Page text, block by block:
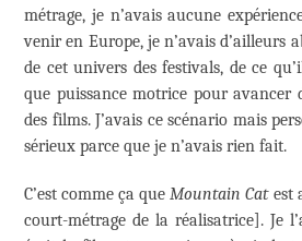
métrage, je n’avais aucune
venir en Europe, je n’avais d’ailleurs
de cet univers des festivals, de ce
que puissance motrice pour avancer
des films. J’avais ce scénario mais
sérieux parce que je n’avais rien fait.
C’est comme ça que Mountain Catest
court-métrage de la réalisatrice]. Je